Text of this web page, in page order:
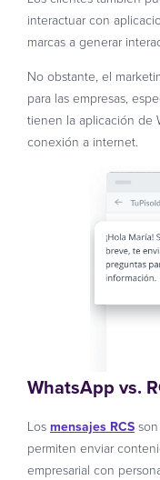
interactuar con
marcas a generar
No obstante, el
para las empresas,
tienen la aplicación de
conexión a internet.
WhatsApp vs.
Losmensajes RCS
permiten enviar
empresarial con